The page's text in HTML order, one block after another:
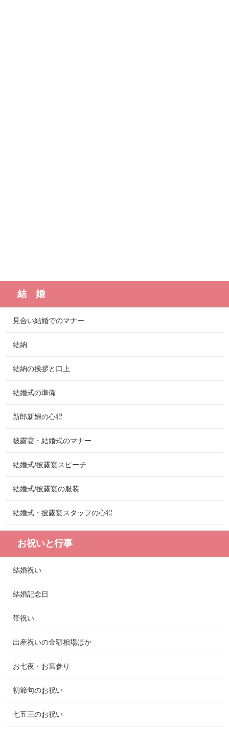
結 婚
見合い結婚でのマナー
結納
結納の挨拶と口上
結婚式の準備
新郎新婦の心得
披露宴・結婚式のマナー
結婚式/披露宴スピーチ
結婚式/披露宴の服装
結婚式・披露宴スタッフの心得
お祝いと行事
結婚祝い
結婚記念日
帯祝い
出産祝いの金額相場ほか
お七夜・お宮参り
初節句のお祝い
七五三のお祝い